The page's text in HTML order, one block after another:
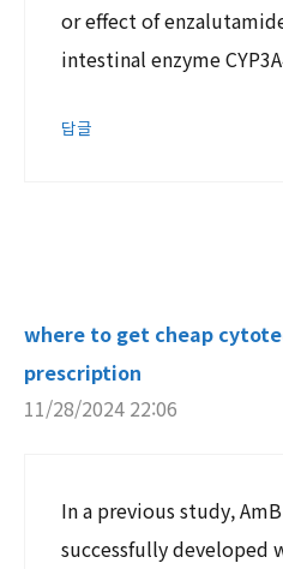
or effect of
intestinal enzyme
답글
where to get cheap
prescription
11/28/2024 22:06
In a previous study,
successfully developed